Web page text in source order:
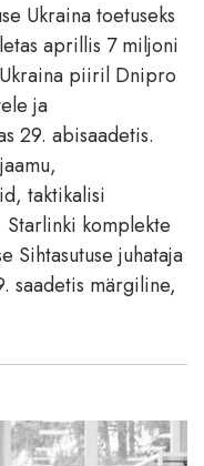
Ukraina toetuseks
aprillis 7 miljoni
piiril Dnipro
ja
29. abisaadetis.
taktikalisi
komplekte
Sihtasutuse juhataja
saadetis märgiline,